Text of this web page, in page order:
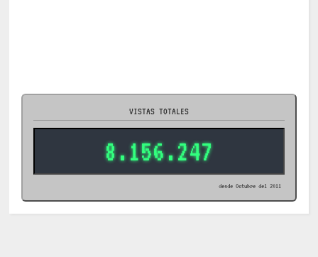
VISTAS TOTALES
8.156.247
desde Octubre del 2011